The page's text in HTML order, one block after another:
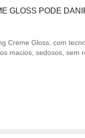
GLOSS PODE
Creme Gloss, com
macios, sedosos, sem